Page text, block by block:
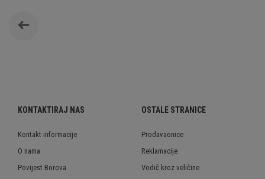
KONTAKTIRAJ NAS
Kontakt informacije
O nama
Povijest Borova
OSTALE STRANICE
Prodavaonice
Reklamacije
Vodič kroz veličine